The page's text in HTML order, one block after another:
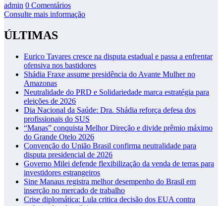
admin 0 Comentários
Consulte mais informação
ÚLTIMAS
Eurico Tavares cresce na disputa estadual e passa a enfrentar
ofensiva nos bastidores
Shádia Fraxe assume presidência do Avante Mulher no
Amazonas
Neutralidade do PRD e Solidariedade marca estratégia para
eleições de 2026
Dia Nacional da Saúde: Dra. Shádia reforça defesa dos
profissionais do SUS
“Manas” conquista Melhor Direção e divide prêmio máximo
do Grande Otelo 2026
Convenção do União Brasil confirma neutralidade para
disputa presidencial de 2026
Governo Milei defende flexibilização da venda de terras para
investidores estrangeiros
Sine Manaus registra melhor desempenho do Brasil em
inserção no mercado de trabalho
Crise diplomática: Lula critica decisão dos EUA contra